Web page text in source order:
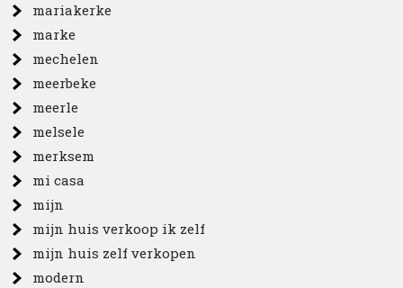
mariakerke
marke
mechelen
meerbeke
meerle
melsele
merksem
mi casa
mijn
mijn huis verkoop ik zelf
mijn huis zelf verkopen
modern